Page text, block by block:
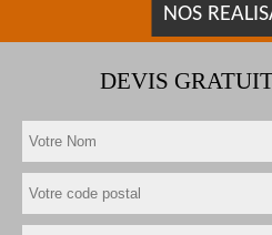
NOS
DEVIS